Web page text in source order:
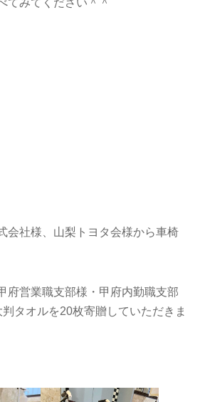
てみてください＾＾
会社様、山梨トヨタ会様から車椅
営業職支部様・甲府内勤職支部
タオルを20枚寄贈していただきま